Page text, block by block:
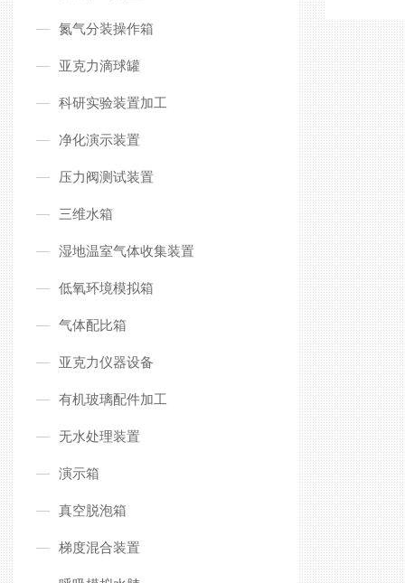
氮气分装操作箱
亚克力滴球罐
科研实验装置加工
净化演示装置
压力阀测试装置
三维水箱
湿地温室气体收集装置
低氧环境模拟箱
气体配比箱
亚克力仪器设备
有机玻璃配件加工
无水处理装置
演示箱
真空脱泡箱
梯度混合装置